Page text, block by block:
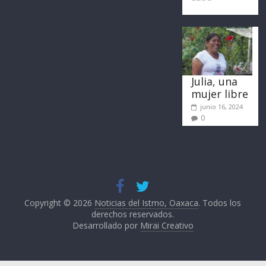
Julia, una
mujer libre
junio 16, 2024
0
Copyright © 2026 Noticias del Istmo, Oaxaca. Todos los
derechos reservados.
Desarrollado por Mirai Creativo